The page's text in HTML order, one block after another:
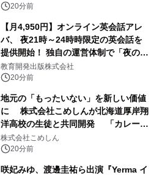
20分前
【月4,950円】オンライン英会話アレ
バ、 夜21時～24時時限定の英会話を
提供開始！ 独自の運営体制で「夜の予
約取れない問題」を解決
教育開発出版株式会社
20分前
地元の「もったいない」を新しい価値
に 株式会社こめしんが北海道厚岸翔
洋高校の生徒と共同開発 「カレー＆
いかくんおむすび」発売
株式会社こめしん
20分前
咲妃みゆ、渡邊圭祐ら出演『Yerma イ